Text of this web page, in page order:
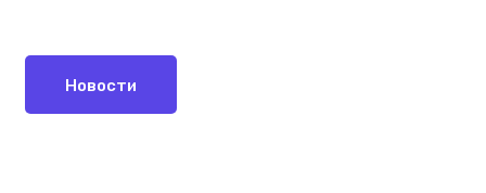
Новости